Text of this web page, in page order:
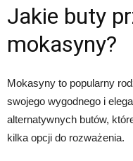
Jakie buty
mokasyny?
Mokasyny to popularny
swojego wygodnego i
alternatywnych butów,
kilka opcji do rozważenia.